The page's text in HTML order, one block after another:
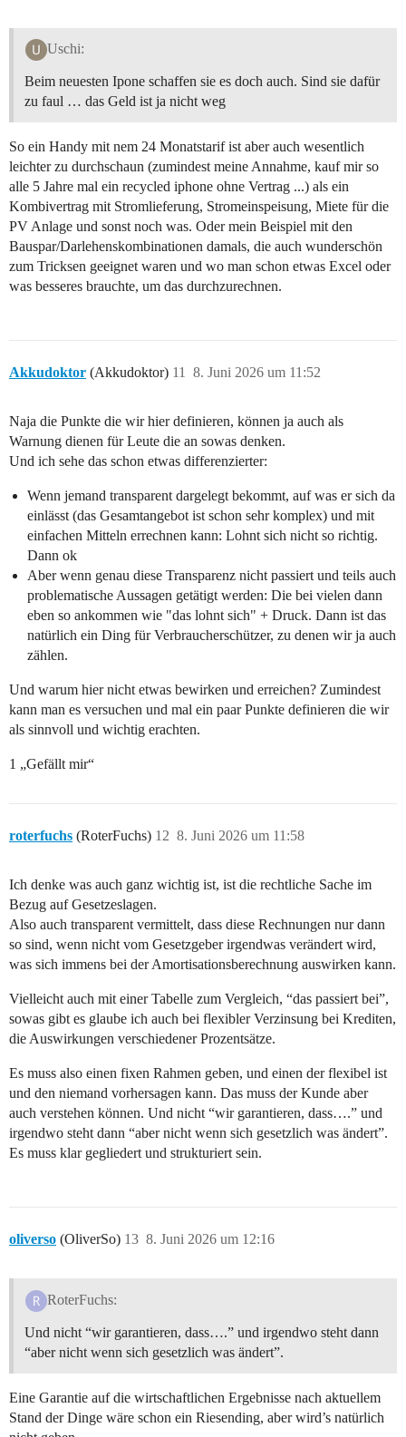
Uschi:
Beim neuesten Ipone schaffen sie es doch auch. Sind sie dafür
zu faul … das Geld ist ja nicht weg
So ein Handy mit nem 24 Monatstarif ist aber auch wesentlich
leichter zu durchschaun (zumindest meine Annahme, kauf mir so
alle 5 Jahre mal ein recycled iphone ohne Vertrag ...) als ein
Kombivertrag mit Stromlieferung, Stromeinspeisung, Miete für die
PV Anlage und sonst noch was. Oder mein Beispiel mit den
Bauspar/Darlehenskombinationen damals, die auch wunderschön
zum Tricksen geeignet waren und wo man schon etwas Excel oder
was besseres brauchte, um das durchzurechnen.
Akkudoktor (Akkudoktor) 8. Juni 2026 um 11:52
11
Naja die Punkte die wir hier definieren, können ja auch als
Warnung dienen für Leute die an sowas denken.
Und ich sehe das schon etwas differenzierter:
Wenn jemand transparent dargelegt bekommt, auf was er sich da
einlässt (das Gesamtangebot ist schon sehr komplex) und mit
einfachen Mitteln errechnen kann: Lohnt sich nicht so richtig.
Dann ok
Aber wenn genau diese Transparenz nicht passiert und teils auch
problematische Aussagen getätigt werden: Die bei vielen dann
eben so ankommen wie "das lohnt sich" + Druck. Dann ist das
natürlich ein Ding für Verbraucherschützer, zu denen wir ja auch
zählen.
Und warum hier nicht etwas bewirken und erreichen? Zumindest
kann man es versuchen und mal ein paar Punkte definieren die wir
als sinnvoll und wichtig erachten.
1 „Gefällt mir“
roterfuchs (RoterFuchs) 8. Juni 2026 um 11:58
12
Ich denke was auch ganz wichtig ist, ist die rechtliche Sache im
Bezug auf Gesetzeslagen.
Also auch transparent vermittelt, dass diese Rechnungen nur dann
so sind, wenn nicht vom Gesetzgeber irgendwas verändert wird,
was sich immens bei der Amortisationsberechnung auswirken kann.
Vielleicht auch mit einer Tabelle zum Vergleich, “das passiert bei”,
sowas gibt es glaube ich auch bei flexibler Verzinsung bei Krediten,
die Auswirkungen verschiedener Prozentsätze.
Es muss also einen fixen Rahmen geben, und einen der flexibel ist
und den niemand vorhersagen kann. Das muss der Kunde aber
auch verstehen können. Und nicht “wir garantieren, dass….” und
irgendwo steht dann “aber nicht wenn sich gesetzlich was ändert”.
Es muss klar gegliedert und strukturiert sein.
oliverso (OliverSo) 8. Juni 2026 um 12:16
13
RoterFuchs:
Und nicht “wir garantieren, dass….” und irgendwo steht dann
“aber nicht wenn sich gesetzlich was ändert”.
Eine Garantie auf die wirtschaftlichen Ergebnisse nach aktuellem
Stand der Dinge wäre schon ein Riesending, aber wird’s natürlich